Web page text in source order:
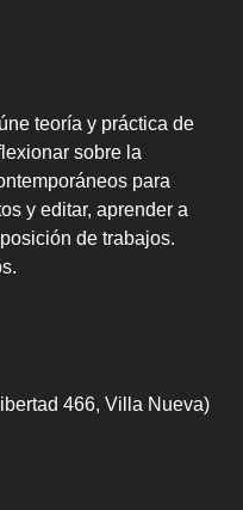
teoría y práctica de
sobre la
para
y editar, aprender a
de trabajos.
466, Villa Nueva)